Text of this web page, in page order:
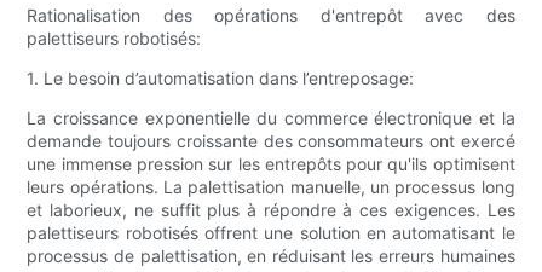
Rationalisation des opérations d'entrepôt avec des
palettiseurs robotisés:
1. Le besoin d’automatisation dans l’entreposage:
La croissance exponentielle du commerce électronique et la
demande toujours croissante des consommateurs ont exercé
une immense pression sur les entrepôts pour qu'ils optimisent
leurs opérations. La palettisation manuelle, un processus long
et laborieux, ne suffit plus à répondre à ces exigences. Les
palettiseurs robotisés offrent une solution en automatisant le
processus de palettisation, en réduisant les erreurs humaines